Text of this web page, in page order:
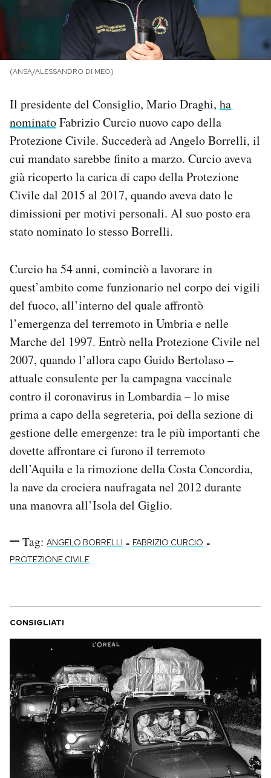
PODCAST
I MIEI PREFERITI
SHOP
CALENDARIO
AREA PERSONALE
Newsletter
Hai bisogno di aiuto?
Esci
(ANSA/ALESSANDRO DI MEO)
Il presidente del Consiglio, Mario Draghi, ha
nominatoFabrizio Curcio nuovo capo della
Protezione Civile. Succederà ad Angelo Borrelli, il
cui mandato sarebbe finito a marzo. Curcio aveva
già ricoperto la carica di capo della Protezione
Civile dal 2015 al 2017, quando aveva dato le
dimissioni per motivi personali. Al suo posto era
stato nominato lo stesso Borrelli.
Curcio ha 54 anni, cominciò a lavorare in
quest’ambito come funzionario nel corpo dei vigili
del fuoco, all’interno del quale affrontò
l’emergenza del terremoto in Umbria e nelle
Marche del 1997. Entrò nella Protezione Civile nel
2007, quando l’allora capo Guido Bertolaso –
attuale consulente per la campagna vaccinale
contro il coronavirus in Lombardia – lo mise
prima a capo della segreteria, poi della sezione di
gestione delle emergenze: tra le più importanti che
dovette affrontare ci furono il terremoto
dell’Aquila e la rimozione della Costa Concordia,
la nave da crociera naufragata nel 2012 durante
una manovra all’Isola del Giglio.
Tag: ANGELO BORRELLI - FABRIZIO CURCIO -
PROTEZIONE CIVILE
CONSIGLIATI